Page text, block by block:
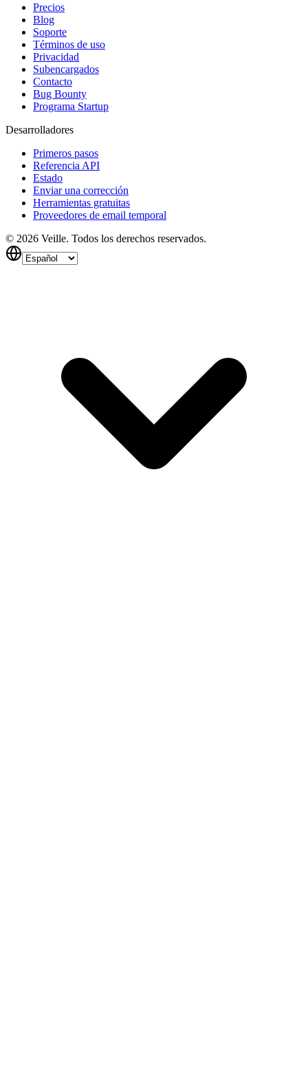
Precios
Blog
Soporte
Términos de uso
Privacidad
Subencargados
Contacto
Bug Bounty
Programa Startup
Desarrolladores
Primeros pasos
Referencia API
Estado
Enviar una corrección
Herramientas gratuitas
Proveedores de email temporal
© 2026 Veille. Todos los derechos reservados.